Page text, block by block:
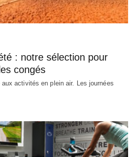
: notre sélection pour
congés
aux activités en plein air. Les journées